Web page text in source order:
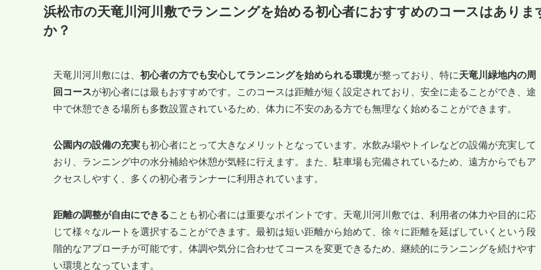
浜松市の天竜川河川敷でランニングを始める初心者におすすめのコースはありま
か？
天竜川河川敷には、 初心者の方でも安心してランニングを始められる環境が整っており、特に天竜川緑地内の周
回コースが初心者には最もおすすめです。このコースは距離が短く設定されており、安全に走ることができ、途
中で休憩できる場所も多数設置されているため、体力に不安のある方でも無理なく始めることができます。
公園内の設備の充実も初心者にとって大きなメリットとなっています。水飲み場やトイレなどの設備が充実して
おり、ランニング中の水分補給や休憩が気軽に行えます。また、駐車場も完備されているため、遠方からでもア
クセスしやすく、多くの初心者ランナーに利用されています。
距離の調整が自由にできることも初心者には重要なポイントです。天竜川河川敷では、利用者の体力や目的に応
じて様々なルートを選択することができます。最初は短い距離から始めて、徐々に距離を延ばしていくという段
階的なアプローチが可能です。体調や気分に合わせてコースを変更できるため、継続的にランニングを続けやす
い環境となっています。